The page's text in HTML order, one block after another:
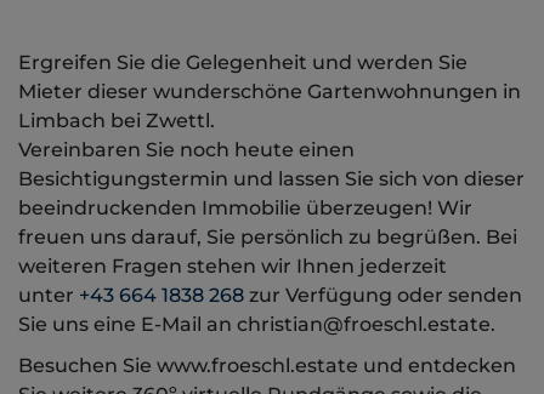
Ergreifen Sie die Gelegenheit und werden Sie
Mieter dieser wunderschöne Gartenwohnungen in
Limbach bei Zwettl.
Vereinbaren Sie noch heute einen
Besichtigungstermin und lassen Sie sich von dieser
beeindruckenden Immobilie überzeugen! Wir
freuen uns darauf, Sie persönlich zu begrüßen. Bei
weiteren Fragen stehen wir Ihnen jederzeit
unter +43 664 1838 268 zur Verfügung oder senden
Sie uns eine E-Mail an christian@froeschl.estate.
Besuchen Sie www.froeschl.estate und entdecken